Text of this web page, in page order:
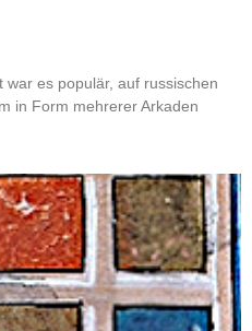
es populär, auf russischen
in Form mehrerer Arkaden